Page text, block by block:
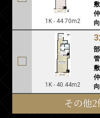
1K - 44.70m2
1K - 40.44m2
その他